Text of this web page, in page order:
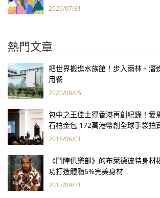
2026/07/31
熱門文章
把世界搬進水族館！步入雨林、潛
用餐
2020/08/05
包中之王佳士得香港再創紀錄！愛
石柏金包 172萬港幣創全球手袋拍
2015/06/01
《鬥陣俱樂部》的布萊德彼特身
功打造體脂6%完美身材
2017/09/21